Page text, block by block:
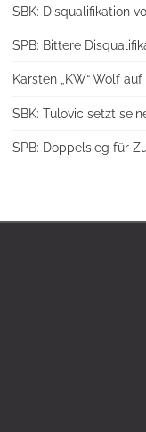
SBK: Disqualifikation
SPB: Bittere
Karsten „KW“ Wolf
SBK: Tulovic setzt
SPB: Doppelsieg für